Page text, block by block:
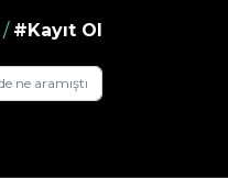
/ #Kayıt Ol